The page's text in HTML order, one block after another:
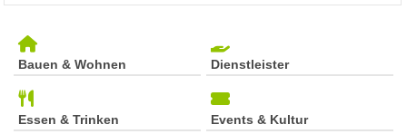
Bauen & Wohnen Dienstleister
Essen & Trinken Events & Kultur